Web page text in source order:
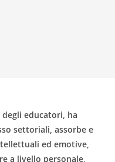
degli educatori, ha
settoriali, assorbe e
ed emotive,
a livello personale,